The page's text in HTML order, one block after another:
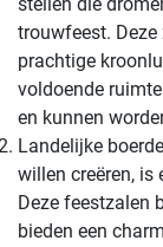
trouwfeest.
prachtige
voldoende
en kunnen
Landelijke
willen creëren, is
Deze feestzalen
bieden een